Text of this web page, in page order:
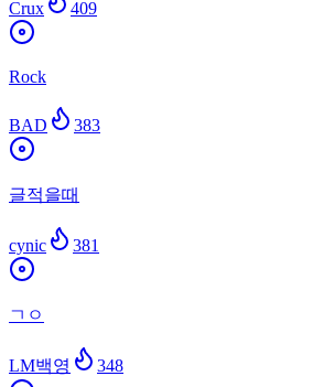
Crux 409
Rock
BAD 383
글적을때
cynic 381
ㄱㅇ
LM백영 348